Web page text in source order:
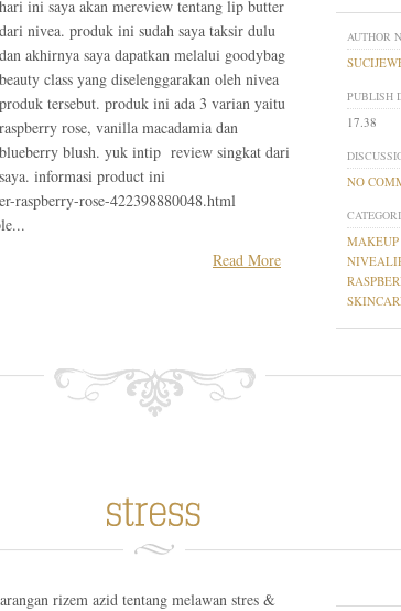
hari ini saya akan mereview tentang lip butter
dari nivea. produk ini sudah saya taksir dulu
dan akhirnya saya dapatkan melalui goodybag
beauty class yang diselenggarakan oleh nivea
produk tersebut. produk ini ada 3 varian yaitu
raspberry rose, vanilla macadamia dan
blueberry blush. yuk intip review singkat dari
saya. informasi product ini
raspberry-rose-422398880048.html
Read More
AUTHOR
PUBLISH
17.38
NO
MAKEUP
rizem azid tentang melawan stres &